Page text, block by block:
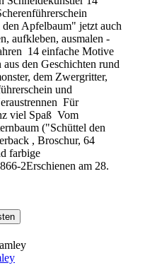
Apfelbaum" jetzt auch
aufkleben, ausmalen -
14 einfache Motive
den Geschichten rund
dem Zwergritter,
und
Für
viel Spaß Vom
("Schüttel den
, Broschur, 64
farbige
2Erschienen am 28.